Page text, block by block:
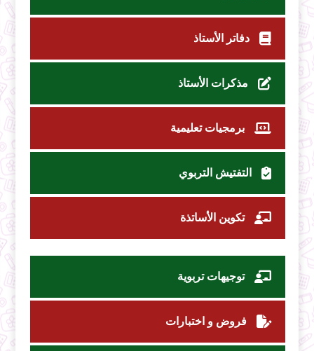
دفاتر الأستاذ
مذكرات الأستاذ
برمجيات تعليمية
التفتيش التربوي
تكوين الأساتذة
توجيهات تربوية
فروض و اختبارات